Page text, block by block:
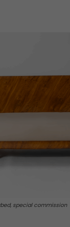
special commission